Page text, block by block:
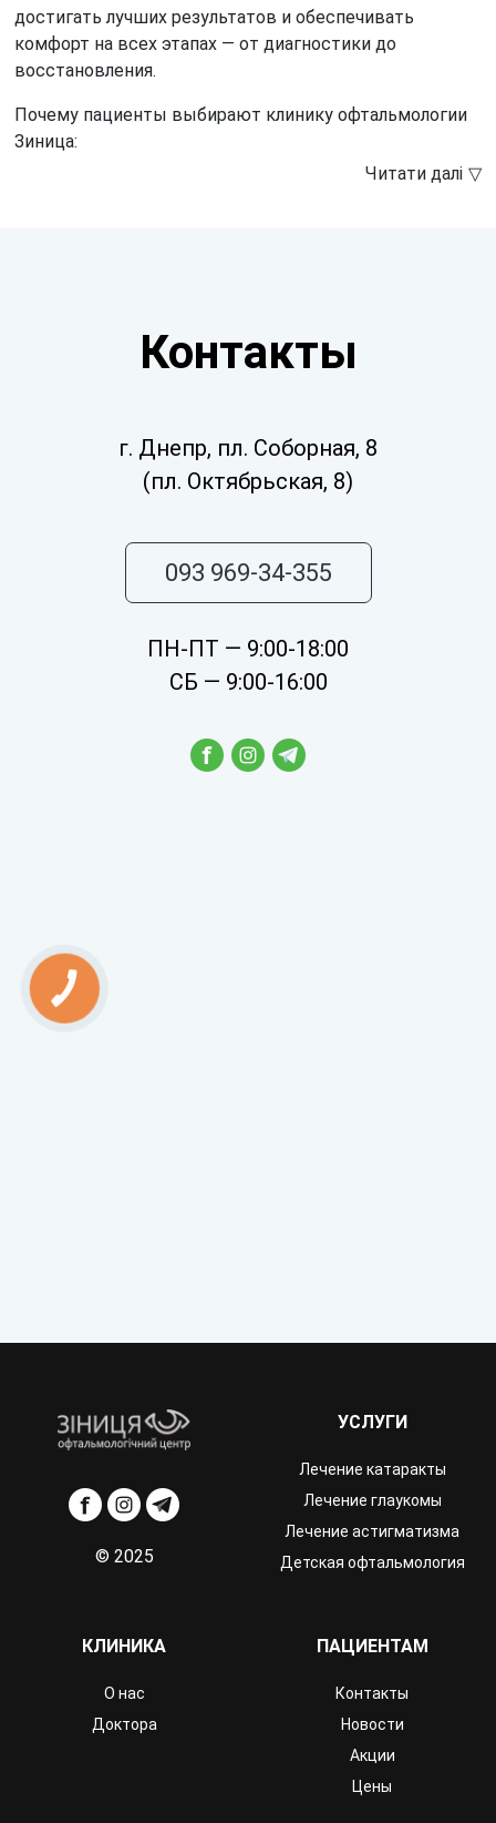
достигать лучших результатов и обеспечивать
комфорт на всех этапах — от диагностики до
восстановления.
Почему пациенты выбирают клинику офтальмологии
Зиница:
Контакты
г. Днепр, пл. Соборная, 8
(пл. Октябрьская, 8)
093 969-34-355
ПН-ПТ — 9:00-18:00
СБ — 9:00-16:00
© 2025
УСЛУГИ
Лечение катаракты
Лечение глаукомы
Лечение астигматизма
Детская офтальмология
КЛИНИКА
О нас
Доктора
ПАЦИЕНТАМ
Контакты
Новости
Акции
Цены